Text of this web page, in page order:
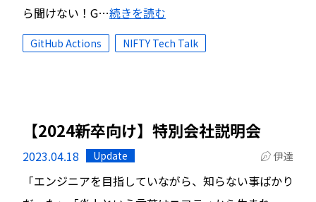
ら聞けない！G…続きを読む
GitHub Actions NIFTY Tech Talk
【2024新卒向け】特別会社説明会
2023.04.18 Update 伊達
「エンジニアを目指していながら、知らない事ばかり